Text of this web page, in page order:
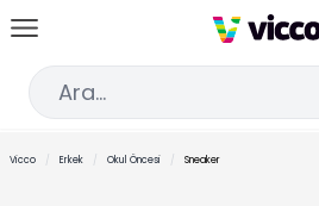
İçeriğe geç
Vicco / Erkek / Okul Öncesi / Sneaker